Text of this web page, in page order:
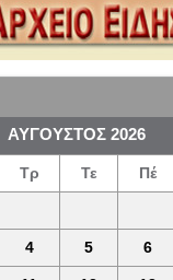
ΑΎΓΟΥΣΤΟΣ 2026
Τρ Τε Πέ
4 5 6